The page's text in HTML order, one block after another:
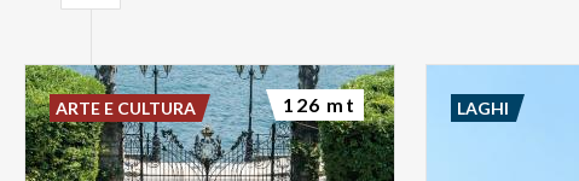
ARTE E CULTURA 126 mt LAGHI